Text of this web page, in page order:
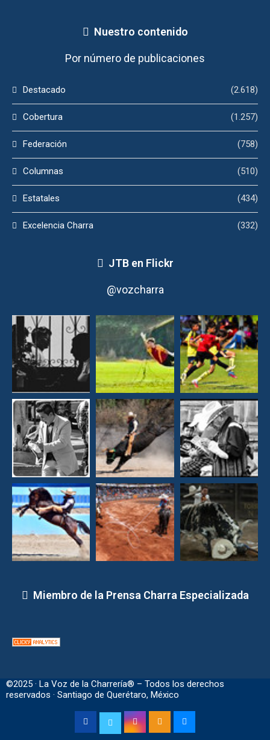
Nuestro contenido
Por número de publicaciones
Destacado (2.618)
Cobertura (1.257)
Federación (758)
Columnas (510)
Estatales (434)
Excelencia Charra (332)
JTB en Flickr
@vozcharra
Miembro de la Prensa Charra Especializada
©2025 · La Voz de la Charrería® – Todos los derechos
reservados · Santiago de Querétaro, México